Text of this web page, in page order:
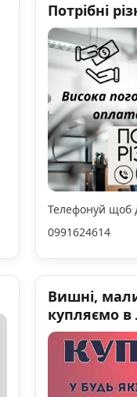
Потрібні
Телефонуй щоб
0991624614
Вишні,
купляємо в